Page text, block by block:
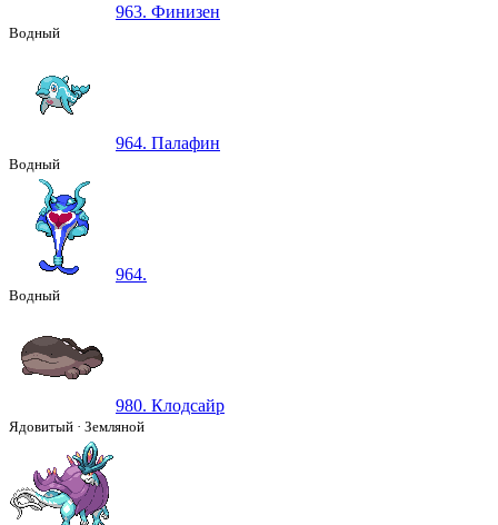
963. Финизен
Водный
964. Палафин
Водный
964.
Водный
980. Клодсайр
Ядовитый · Земляной